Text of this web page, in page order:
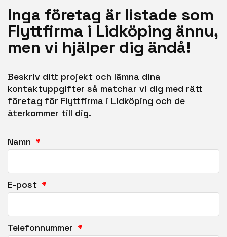
Inga företag är listade som
Flyttfirma i Lidköping ännu,
men vi hjälper dig ändå!
Beskriv ditt projekt och lämna dina
kontaktuppgifter så matchar vi dig med rätt
företag för Flyttfirma i Lidköping och de
återkommer till dig.
Namn
E-post
Telefonnummer